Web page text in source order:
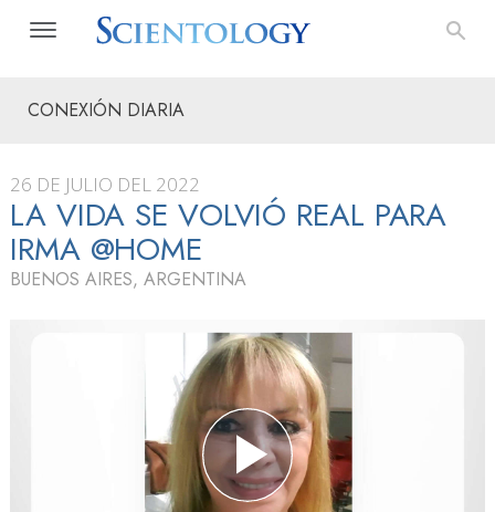
CONEXIÓN DIARIA
26 DE JULIO DEL 2022
LA VIDA SE VOLVIÓ REAL PARA
IRMA @HOME
BUENOS AIRES, ARGENTINA